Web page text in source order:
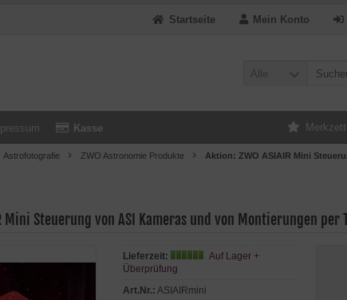
Mein Konto
Startseite
Alle
Kasse
Astrofotografie ZWO Astronomie Produkte
Aktion: ZWO ASIAIR Mini
Mini Steuerung von ASI Kameras und von Montierungen
Lieferzeit:
Auf Lager +
Überprüfung
Art.Nr.: ASIAIRmini